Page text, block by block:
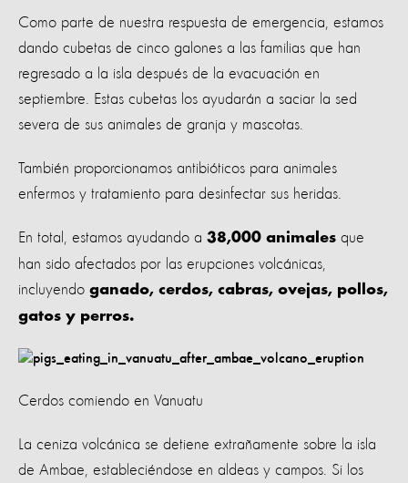
Como parte de nuestra respuesta de emergencia, estamos
dando cubetas de cinco galones a las familias que han
regresado a la isla después de la evacuación en
septiembre. Estas cubetas los ayudarán a saciar la sed
severa de sus animales de granja y mascotas.
También proporcionamos antibióticos para animales
enfermos y tratamiento para desinfectar sus heridas.
En total, estamos ayudando a 38,000 animales que
han sido afectados por las erupciones volcánicas,
incluyendo ganado, cerdos, cabras, ovejas, pollos,
gatos y perros.
Cerdos comiendo en Vanuatu
La ceniza volcánica se detiene extrañamente sobre la isla
de Ambae, estableciéndose en aldeas y campos. Si los